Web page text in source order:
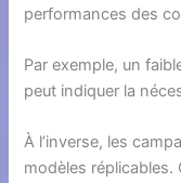
performances des
Par exemple, un
peut indiquer la
À l’inverse, les
modèles réplicables.